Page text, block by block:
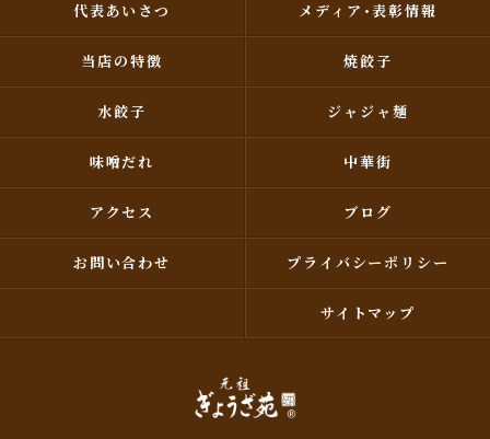
代表あいさつ メディア･表彰情報
当店の特徴 焼餃子
水餃子 ジャジャ麺
味噌だれ 中華街
アクセス ブログ
お問い合わせ プライバシーポリシー
サイトマップ